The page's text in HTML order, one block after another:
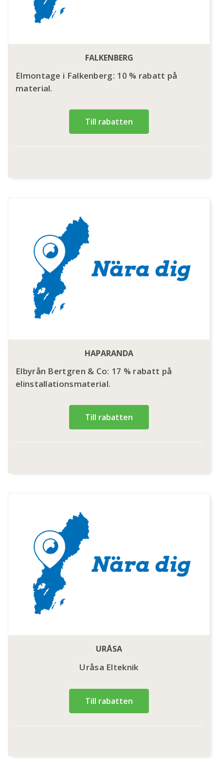
FALKENBERG
Elmontage i Falkenberg: 10 % rabatt på
material.
Till rabatten
HAPARANDA
Elbyrån Bertgren & Co: 17 % rabatt på
elinstallationsmaterial.
Till rabatten
URÅSA
Uråsa Elteknik
Till rabatten